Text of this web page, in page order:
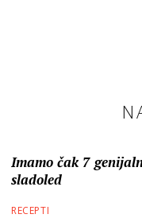
Imamo čak 7
sladoled
RECEPTI